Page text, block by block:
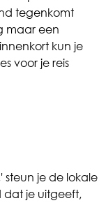
tegenkomt
maar een
kun je
voor je reis
steun je de lokale
dat je uitgeeft,